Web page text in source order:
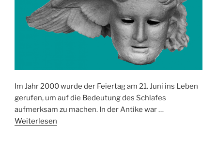
Im Jahr 2000 wurde der Feiertag am 21. Juni ins Leben
gerufen, um auf die Bedeutung des Schlafes
aufmerksam zu machen. In der Antike war …
Weiterlesen